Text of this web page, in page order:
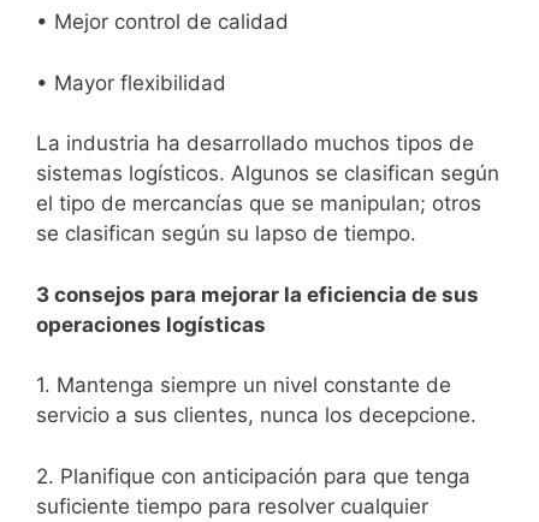
• Mejor control de calidad
• Mayor flexibilidad
La industria ha desarrollado muchos tipos de
sistemas logísticos. Algunos se clasifican según
el tipo de mercancías que se manipulan; otros
se clasifican según su lapso de tiempo.
3 consejos para mejorar la eficiencia de sus
operaciones logísticas
1. Mantenga siempre un nivel constante de
servicio a sus clientes, nunca los decepcione.
2. Planifique con anticipación para que tenga
suficiente tiempo para resolver cualquier